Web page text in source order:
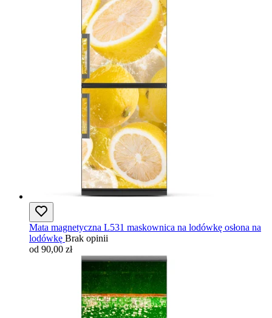
Mata magnetyczna L531 maskownica na lodówkę osłona na
lodówkę Brak opinii
od 90,00 zł